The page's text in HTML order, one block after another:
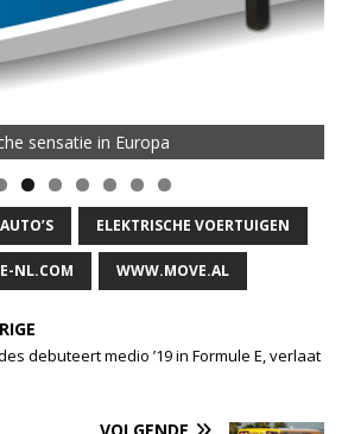
sensatie in Europa
ELEKTRISCHE VOERTUIGEN
NL.COM WWW.MOVE.AL
debuteert medio ’19 in Formule E, verlaat